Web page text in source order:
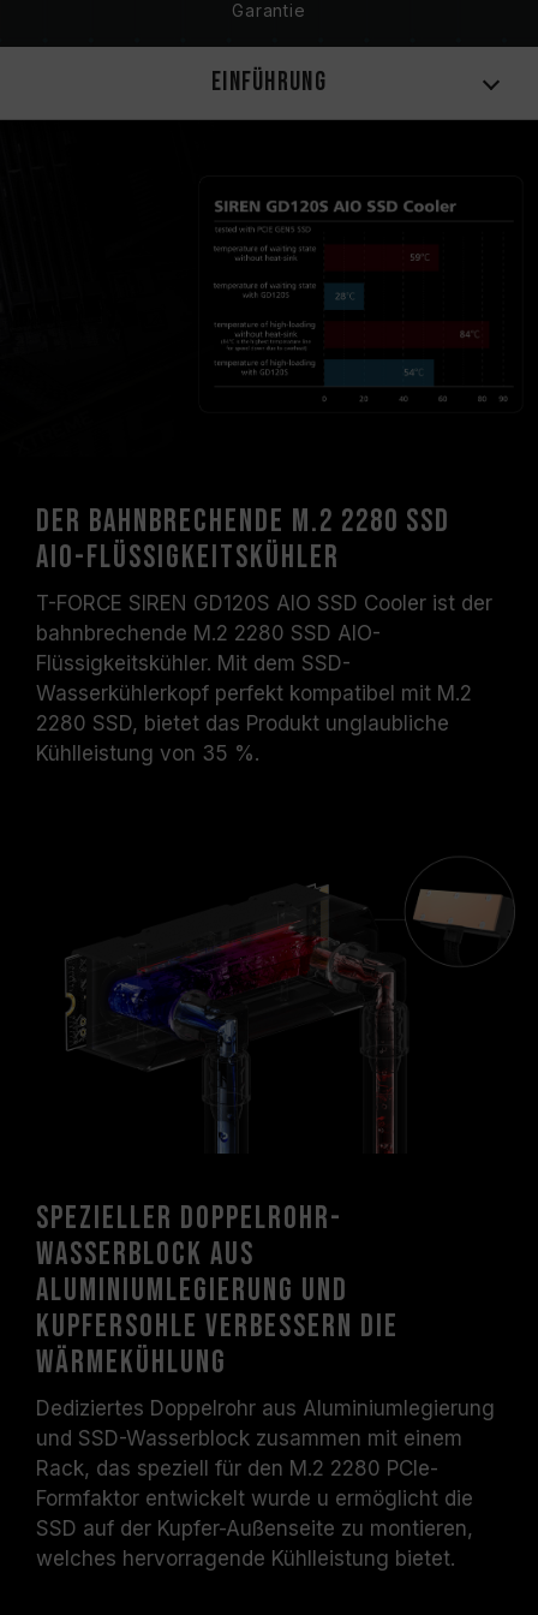
Garantie
Einführung
Der bahnbrechende M.2 2280 SSD
AIO-Flüssigkeitskühler
T-FORCE SIREN GD120S AIO SSD Cooler ist der
bahnbrechende M.2 2280 SSD AIO-
Flüssigkeitskühler. Mit dem SSD-
Wasserkühlerkopf perfekt kompatibel mit M.2
2280 SSD, bietet das Produkt unglaubliche
Kühlleistung von 35 %.
Spezieller Doppelrohr-
Wasserblock aus
Aluminiumlegierung und
Kupfersohle verbessern die
Wärmekühlung
Dediziertes Doppelrohr aus Aluminiumlegierung
und SSD-Wasserblock zusammen mit einem
Rack, das speziell für den M.2 2280 PCIe-
Formfaktor entwickelt wurde u ermöglicht die
SSD auf der Kupfer-Außenseite zu montieren,
welches hervorragende Kühlleistung bietet.